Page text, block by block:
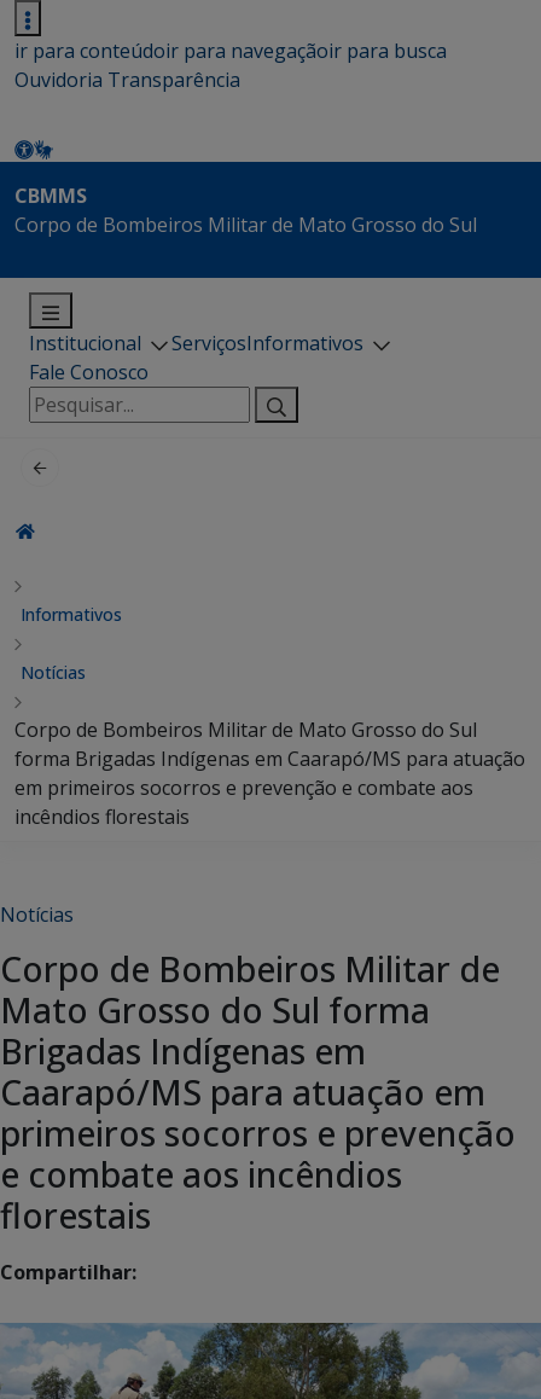
ir para conteúdoir para navegaçãoir para busca
Ouvidoria Transparência
CBMMS
Corpo de Bombeiros Militar de Mato Grosso do Sul
Institucional ServiçosInformativos
Fale Conosco
Pesquisar
por:
Informativos
Notícias
Corpo de Bombeiros Militar de Mato Grosso do Sul
forma Brigadas Indígenas em Caarapó/MS para atuação
em primeiros socorros e prevenção e combate aos
incêndios florestais
Notícias
Corpo de Bombeiros Militar de
Mato Grosso do Sul forma
Brigadas Indígenas em
Caarapó/MS para atuação em
primeiros socorros e prevenção
e combate aos incêndios
florestais
Compartilhar: